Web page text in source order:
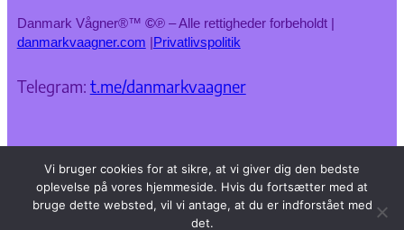
Danmark Vågner®™ ©℗ – Alle rettigheder forbeholdt |
danmarkvaagner.com |Privatlivspolitik
Telegram: t.me/danmarkvaagner
Vi bruger cookies for at sikre, at vi giver dig den bedste
oplevelse på vores hjemmeside. Hvis du fortsætter med at
bruge dette websted, vil vi antage, at du er indforstået med
det.